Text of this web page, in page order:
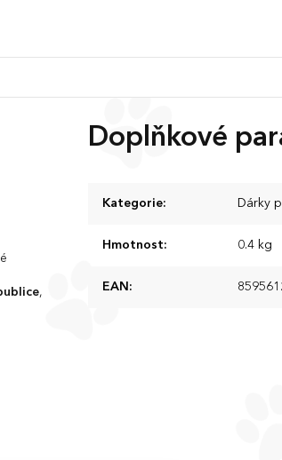
,
Doplňkové
Kategorie: Dárky
Hmotnost: 0.4 kg
EAN :